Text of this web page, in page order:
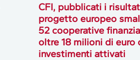
CFI, pubblicati i
progetto europeo
52 cooperative
oltre 18 milioni di euro
investimenti attivati